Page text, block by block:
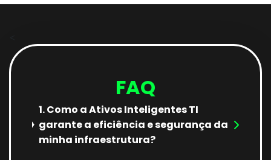
FAQ
1. Como a Ativos Inteligentes TI
garante a eficiência e segurança da
minha infraestrutura?